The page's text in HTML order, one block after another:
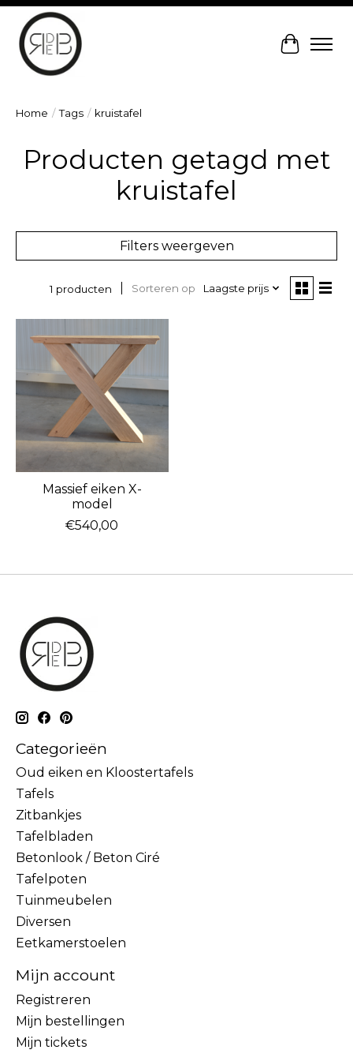
Home / Tags / kruistafel
Producten getagd met
kruistafel
Filters weergeven
1 producten Sorteren op Laagste prijs
Massief eiken X-
model
€540,00
Categorieën
Oud eiken en Kloostertafels
Tafels
Zitbankjes
Tafelbladen
Betonlook / Beton Ciré
Tafelpoten
Tuinmeubelen
Diversen
Eetkamerstoelen
Mijn account
Registreren
Mijn bestellingen
Mijn tickets